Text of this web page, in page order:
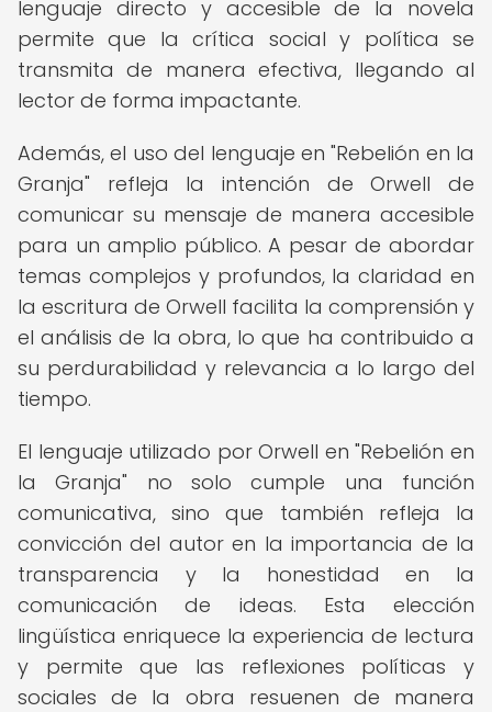
lenguaje directo y accesible de la novela
permite que la crítica social y política se
transmita de manera efectiva, llegando al
lector de forma impactante.
Además, el uso del lenguaje en "Rebelión en la
Granja" refleja la intención de Orwell de
comunicar su mensaje de manera accesible
para un amplio público. A pesar de abordar
temas complejos y profundos, la claridad en
la escritura de Orwell facilita la comprensión y
el análisis de la obra, lo que ha contribuido a
su perdurabilidad y relevancia a lo largo del
tiempo.
El lenguaje utilizado por Orwell en "Rebelión en
la Granja" no solo cumple una función
comunicativa, sino que también refleja la
convicción del autor en la importancia de la
transparencia y la honestidad en la
comunicación de ideas. Esta elección
lingüística enriquece la experiencia de lectura
y permite que las reflexiones políticas y
sociales de la obra resuenen de manera